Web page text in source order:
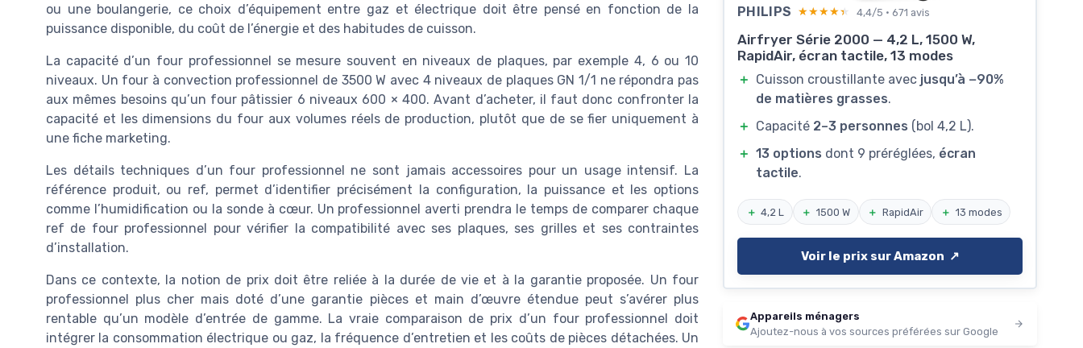
ou une boulangerie, ce choix d’équipement entre gaz et électrique doit être pensé en fonction de la
puissance disponible, du coût de l’énergie et des habitudes de cuisson.
La capacité d’un four professionnel se mesure souvent en niveaux de plaques, par exemple 4, 6 ou 10
niveaux. Un four à convection professionnel de 3500 W avec 4 niveaux de plaques GN 1/1 ne répondra pas
aux mêmes besoins qu’un four pâtissier 6 niveaux 600 × 400. Avant d’acheter, il faut donc confronter la
capacité et les dimensions du four aux volumes réels de production, plutôt que de se fier uniquement à
une fiche marketing.
Les détails techniques d’un four professionnel ne sont jamais accessoires pour un usage intensif. La
référence produit, ou ref, permet d’identifier précisément la configuration, la puissance et les options
comme l’humidification ou la sonde à cœur. Un professionnel averti prendra le temps de comparer chaque
ref de four professionnel pour vérifier la compatibilité avec ses plaques, ses grilles et ses contraintes
d’installation.
Dans ce contexte, la notion de prix doit être reliée à la durée de vie et à la garantie proposée. Un four
professionnel plus cher mais doté d’une garantie pièces et main d’œuvre étendue peut s’avérer plus
rentable qu’un modèle d’entrée de gamme. La vraie comparaison de prix d’un four professionnel doit
intégrer la consommation électrique ou gaz, la fréquence d’entretien et les coûts de pièces détachées. Un
PHILIPS ★★★★★
★★★★★ 4,4/5 · 671 avis
Airfryer Série 2000 — 4,2 L, 1500 W,
RapidAir, écran tactile, 13 modes
＋ Cuisson croustillante avec jusqu’à −90%
de matières grasses.
＋ Capacité 2–3 personnes (bol 4,2 L).
＋ 13 options dont 9 préréglées, écran
tactile.
＋ 4,2 L ＋ 1500 W ＋ RapidAir ＋ 13 modes
Voir le prix sur Amazon ↗️
Appareils ménagers
Ajoutez-nous à vos sources préférées sur Google